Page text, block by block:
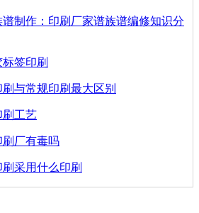
制作：印刷厂家谱族谱编修知识分
签印刷
与常规印刷最大区别
刷工艺
刷厂有毒吗
采用什么印刷